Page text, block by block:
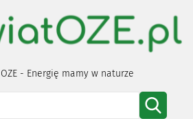
- Energię mamy w naturze